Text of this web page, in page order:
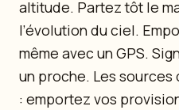
altitude. Partez tôt le
l’évolution du ciel.
même avec un GPS.
un proche. Les sources
: emportez vos